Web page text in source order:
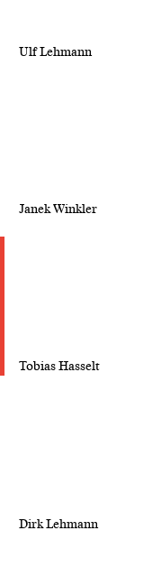
Ulf Lehmann
Janek Winkler
Tobias Hasselt
Dirk Lehmann